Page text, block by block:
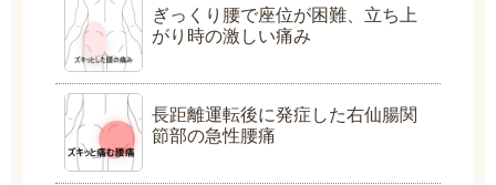
ぎっくり腰で座位が困難、立ち上
がり時の激しい痛み
長距離運転後に発症した右仙腸関
節部の急性腰痛